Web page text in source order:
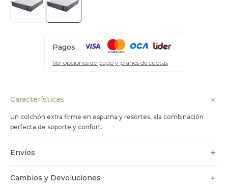
Pagos:
Ver opciones de pago y planes de cuotas
Características
Un colchón extra firme en espuma y resortes, ala combinación
perfecta de soporte y confort.
Envíos
Cambios y Devoluciones